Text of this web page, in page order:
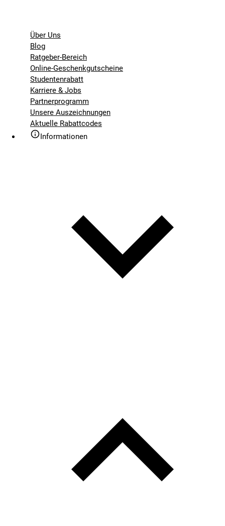
Über Uns
Blog
Ratgeber-Bereich
Online-Geschenkgutscheine
Studentenrabatt
Karriere & Jobs
Partnerprogramm
Unsere Auszeichnungen
Aktuelle Rabattcodes
Informationen